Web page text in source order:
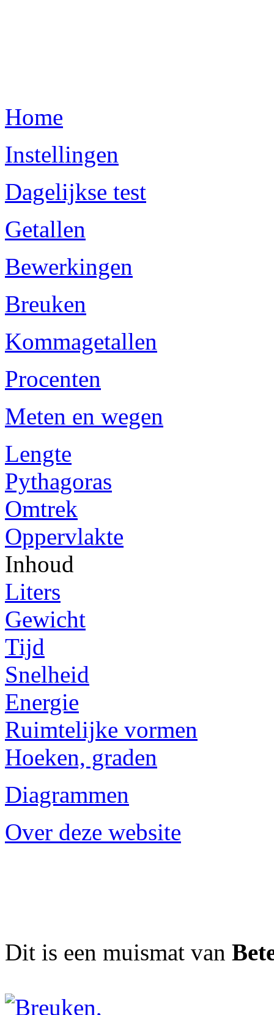
Home
Instellingen
Dagelijkse test
Getallen
Bewerkingen
Breuken
Kommagetallen
Procenten
Meten en wegen
Lengte
Pythagoras
Omtrek
Oppervlakte
Inhoud
Liters
Gewicht
Tijd
Snelheid
Energie
Ruimtelijke vormen
Hoeken, graden
Diagrammen
Over deze website
Dit is een muismat van